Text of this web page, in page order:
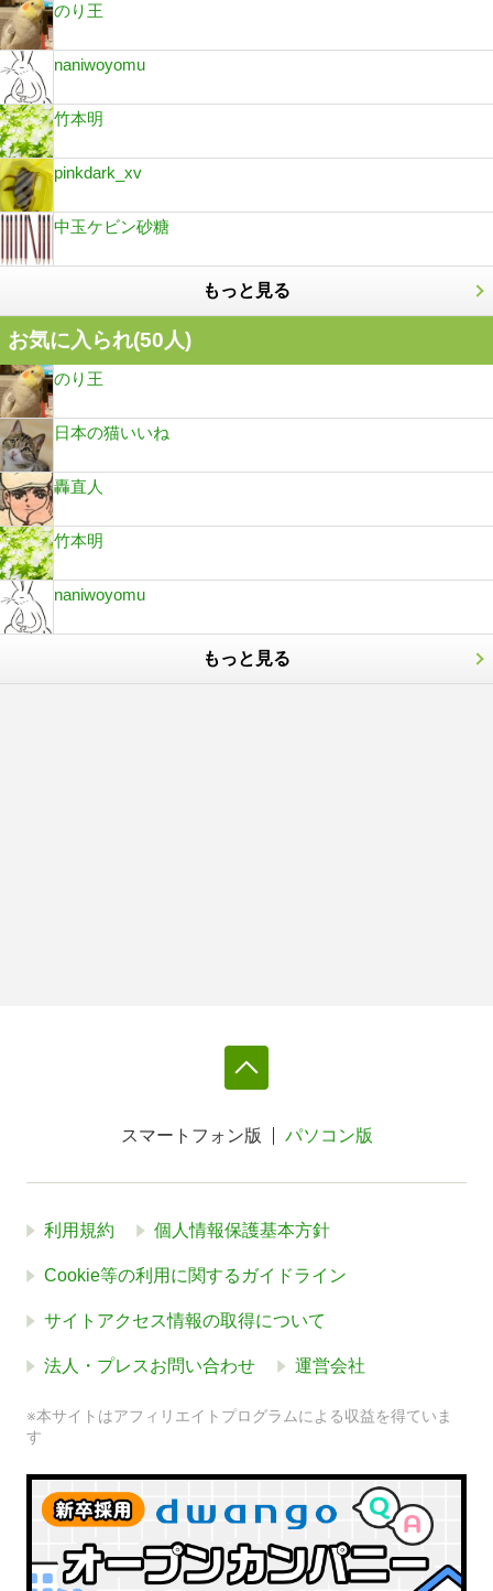
のり王
naniwoyomu
竹本明
pinkdark_xv
中玉ケビン砂糖
もっと見る
お気に入られ(50人)
のり王
日本の猫いいね
轟直人
竹本明
naniwoyomu
もっと見る
スマートフォン版 パソコン版
利用規約 個人情報保護基本方針
Cookie等の利用に関するガイドライン
サイトアクセス情報の取得について
法人・プレスお問い合わせ 運営会社
※本サイトはアフィリエイトプログラムによる収益を得ていま
す